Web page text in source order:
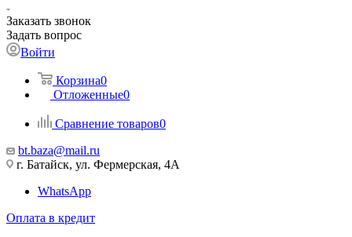
Заказать звонок
Задать вопрос
Войти
Корзина0
Отложенные0
Сравнение товаров0
bt.baza@mail.ru
г. Батайск, ул. Фермерская, 4А
WhatsApp
Оплата в кредит